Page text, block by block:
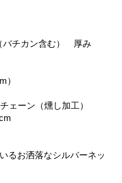
バチカン含む） 厚み
）
ェーン（燻し加工）
るお洒落なシルバーネッ